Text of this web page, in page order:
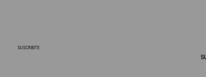
SUSCRIBITE